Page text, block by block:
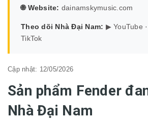
🌐 Website: dainamskymusic.com
Theo dõi Nhà Đại Nam: ▶ YouTube ·
TikTok
Cập nhật: 12/05/2026
Sản phẩm Fender
Nhà Đại Nam